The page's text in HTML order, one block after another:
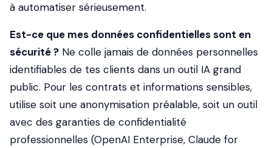
à automatiser sérieusement.
Est-ce que mes données confidentielles sont en
sécurité ? Ne colle jamais de données personnelles
identifiables de tes clients dans un outil IA grand
public. Pour les contrats et informations sensibles,
utilise soit une anonymisation préalable, soit un outil
avec des garanties de confidentialité
professionnelles (OpenAI Enterprise, Claude for